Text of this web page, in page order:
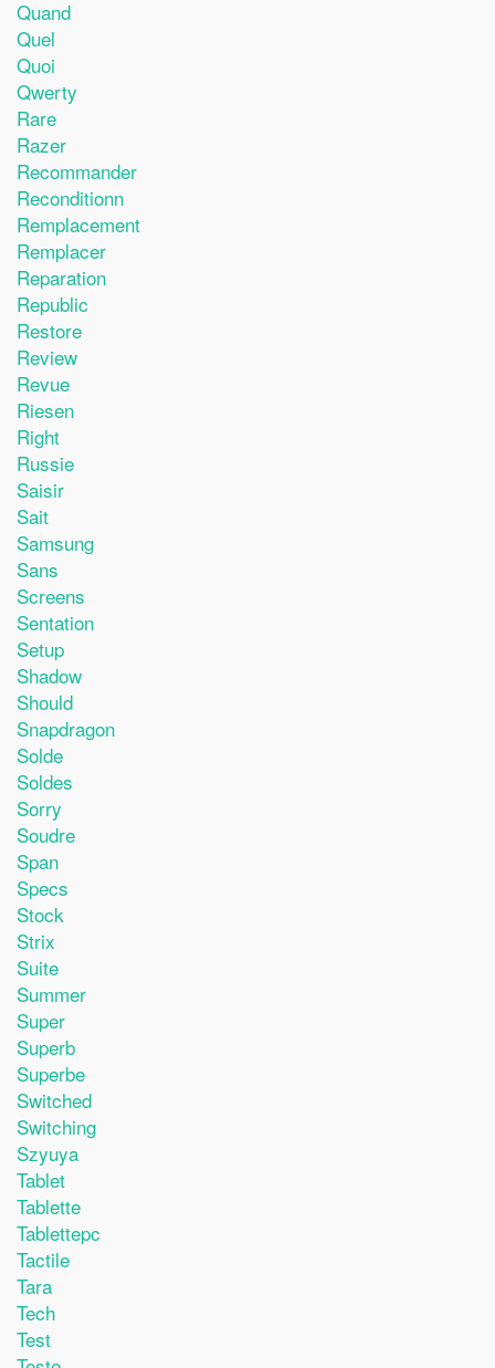
Quand
Quel
Quoi
Qwerty
Rare
Razer
Recommander
Reconditionn
Remplacement
Remplacer
Reparation
Republic
Restore
Review
Revue
Riesen
Right
Russie
Saisir
Sait
Samsung
Sans
Screens
Sentation
Setup
Shadow
Should
Snapdragon
Solde
Soldes
Sorry
Soudre
Span
Specs
Stock
Strix
Suite
Summer
Super
Superb
Superbe
Switched
Switching
Szyuya
Tablet
Tablette
Tablettepc
Tactile
Tara
Tech
Test